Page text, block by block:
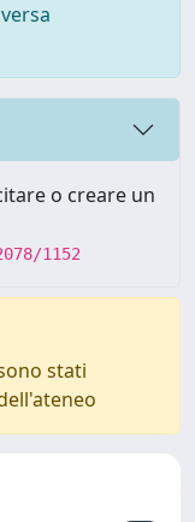
o creare un
1152
stati